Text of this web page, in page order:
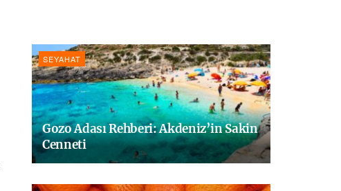
SEYAHAT
Gozo Adası Rehberi: Akdeniz’in Sakin
Cenneti